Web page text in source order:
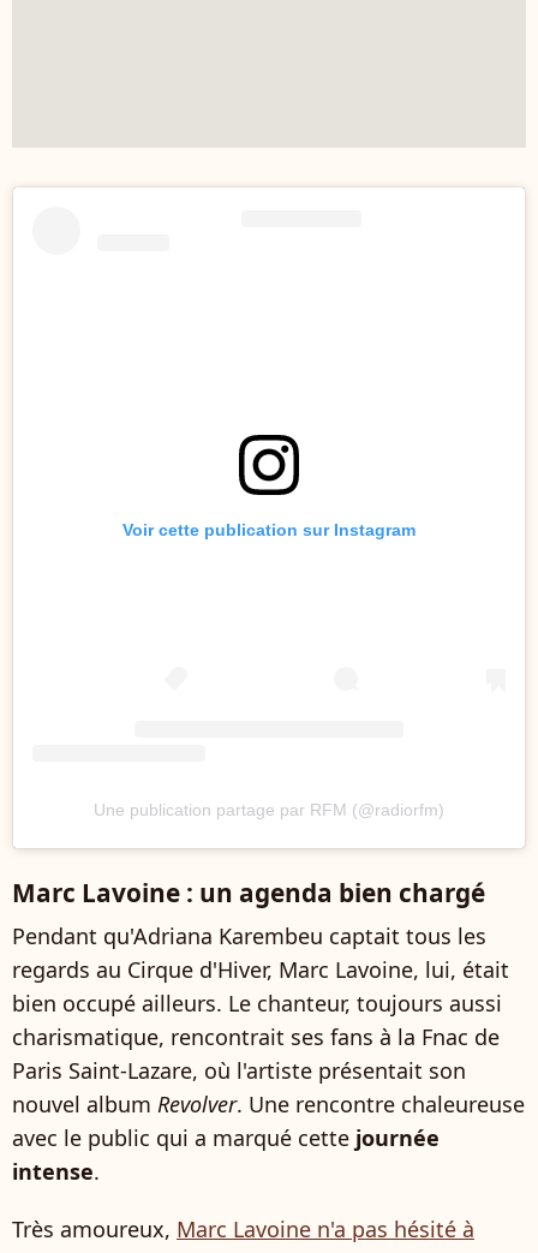
Voir cette publication sur Instagram
Une publication partage par RFM (@radiorfm)
Marc Lavoine : un agenda bien chargé
Pendant qu'Adriana Karembeu captait tous les
regards au Cirque d'Hiver, Marc Lavoine, lui, était
bien occupé ailleurs. Le chanteur, toujours aussi
charismatique, rencontrait ses fans à la Fnac de
Paris Saint-Lazare, où l'artiste présentait son
nouvel album Revolver. Une rencontre chaleureuse
avec le public qui a marqué cette journée
intense.
Très amoureux, Marc Lavoine n'a pas hésité à